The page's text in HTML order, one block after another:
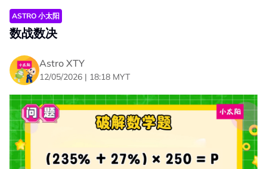
ASTRO 小太阳
数战数决
Astro XTY
12/05/2026 | 18:18 MYT